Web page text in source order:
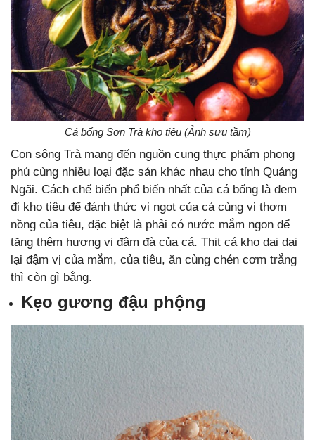
Cá bống Sơn Trà kho tiêu (Ảnh sưu tầm)
Con sông Trà mang đến nguồn cung thực phẩm phong
phú cùng nhiều loại đặc sản khác nhau cho tỉnh Quảng
Ngãi. Cách chế biến phổ biến nhất của cá bống là đem
đi kho tiêu để đánh thức vị ngọt của cá cùng vị thơm
nồng của tiêu, đặc biệt là phải có nước mắm ngon để
tăng thêm hương vị đậm đà của cá. Thịt cá kho dai dai
lại đậm vị của mắm, của tiêu, ăn cùng chén cơm trắng
thì còn gì bằng.
Kẹo gương đậu phộng